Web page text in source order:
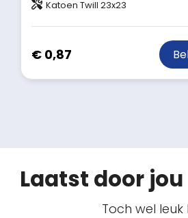
Katoen Twill 23x23
€ 0,87
Laatst door
Toch wel leuk